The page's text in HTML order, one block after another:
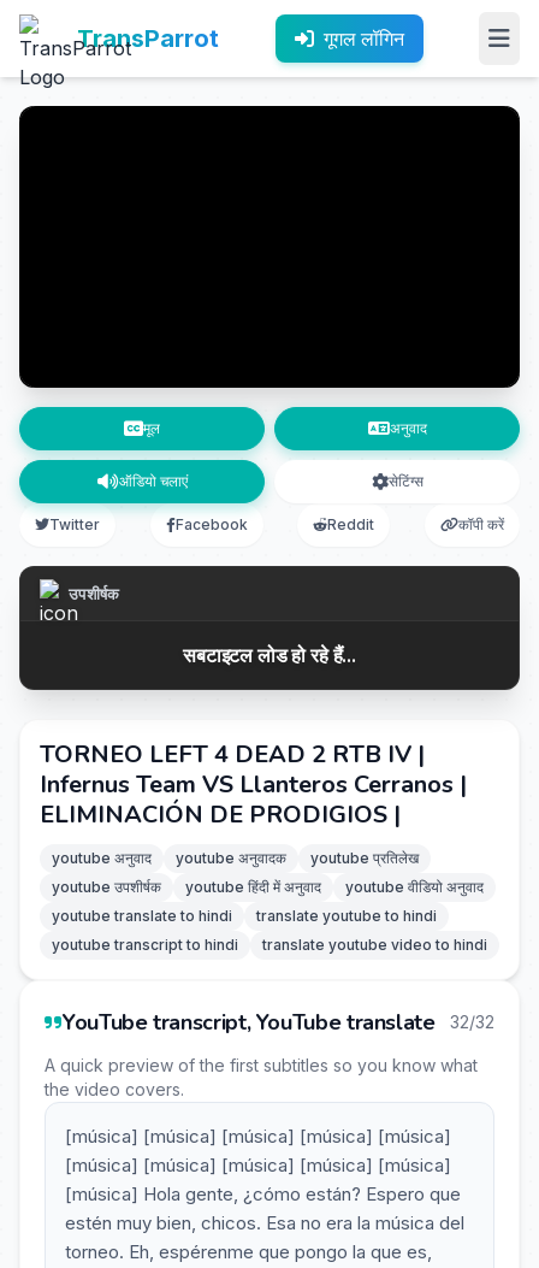
TransParrot गूगल लॉगिन
मूल अनुवाद
ऑडियो चलाएं सेटिंग्स
Twitter Facebook Reddit कॉपी करें
उपशीर्षक
सबटाइटल लोड हो रहे हैं...
TORNEO LEFT 4 DEAD 2 RTB IV |
Infernus Team VS Llanteros Cerranos |
ELIMINACIÓN DE PRODIGIOS |
youtube अनुवाद youtube अनुवादक
youtube प्रतिलेख
youtube उपशीर्षक
youtube हिंदी में अनुवाद
youtube वीडियो अनुवाद
youtube translate to hindi
translate youtube to hindi
youtube transcript to hindi
translate youtube video to hindi
YouTube transcript, YouTube translate 32/32
A quick preview of the first subtitles so you know what
the video covers.
[música] [música] [música] [música] [música]
[música] [música] [música] [música] [música]
[música] Hola gente, ¿cómo están? Espero que
estén muy bien, chicos. Esa no era la música del
torneo. Eh, espérenme que pongo la que es,